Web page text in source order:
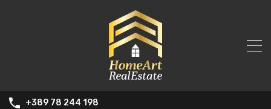
+389 78 244 198